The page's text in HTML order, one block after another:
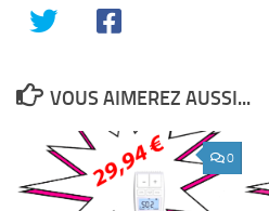
VOUS AIMEREZ AUSSI...
0